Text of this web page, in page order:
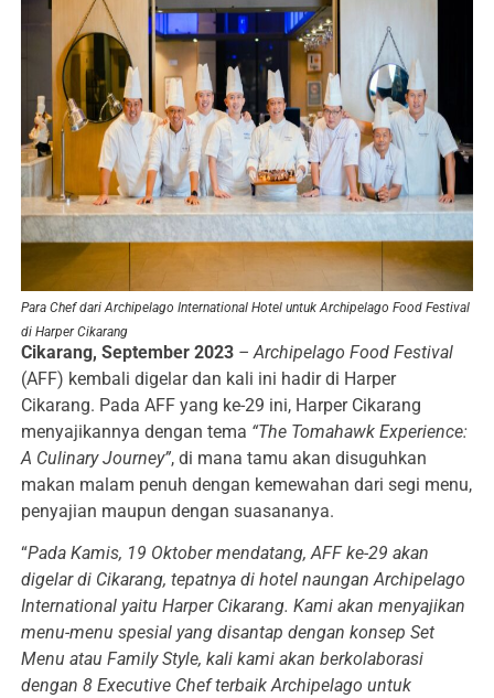
Para Chef dari Archipelago International Hotel untuk Archipelago Food Festival
di Harper Cikarang
Cikarang, September 2023 – Archipelago Food Festival
(AFF) kembali digelar dan kali ini hadir di Harper
Cikarang. Pada AFF yang ke-29 ini, Harper Cikarang
menyajikannya dengan tema “The Tomahawk Experience:
A Culinary Journey”, di mana tamu akan disuguhkan
makan malam penuh dengan kemewahan dari segi menu,
penyajian maupun dengan suasananya.
“Pada Kamis, 19 Oktober mendatang, AFF ke-29 akan
digelar di Cikarang, tepatnya di hotel naungan Archipelago
International yaitu Harper Cikarang. Kami akan menyajikan
menu-menu spesial yang disantap dengan konsep Set
Menu atau Family Style, kali kami akan berkolaborasi
dengan 8 Executive Chef terbaik Archipelago untuk